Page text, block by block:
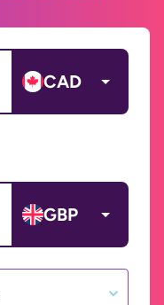
CAD
GBP